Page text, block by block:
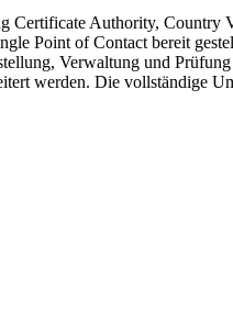
Certificate Authority, Country
Point of Contact bereit
Verwaltung und
werden. Die vollständige